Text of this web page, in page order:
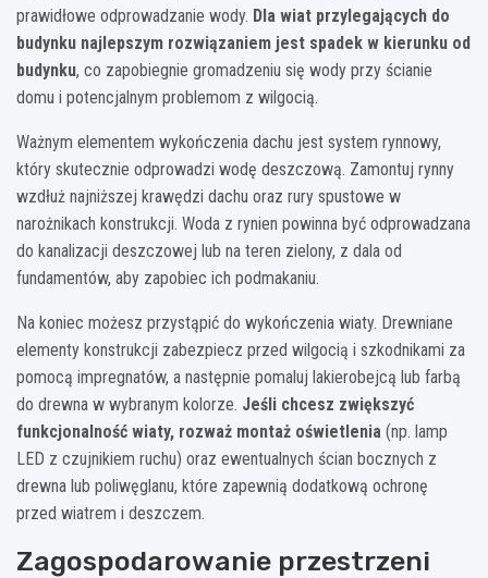
prawidłowe odprowadzanie wody. Dla wiat przylegających do
budynku najlepszym rozwiązaniem jest spadek w kierunku od
budynku, co zapobiegnie gromadzeniu się wody przy ścianie
domu i potencjalnym problemom z wilgocią.
Ważnym elementem wykończenia dachu jest system rynnowy,
który skutecznie odprowadzi wodę deszczową. Zamontuj rynny
wzdłuż najniższej krawędzi dachu oraz rury spustowe w
narożnikach konstrukcji. Woda z rynien powinna być odprowadzana
do kanalizacji deszczowej lub na teren zielony, z dala od
fundamentów, aby zapobiec ich podmakaniu.
Na koniec możesz przystąpić do wykończenia wiaty. Drewniane
elementy konstrukcji zabezpiecz przed wilgocią i szkodnikami za
pomocą impregnatów, a następnie pomaluj lakierobejcą lub farbą
do drewna w wybranym kolorze. Jeśli chcesz zwiększyć
funkcjonalność wiaty, rozważ montaż oświetlenia (np. lamp
LED z czujnikiem ruchu) oraz ewentualnych ścian bocznych z
drewna lub poliwęglanu, które zapewnią dodatkową ochronę
przed wiatrem i deszczem.
Zagospodarowanie przestrzeni